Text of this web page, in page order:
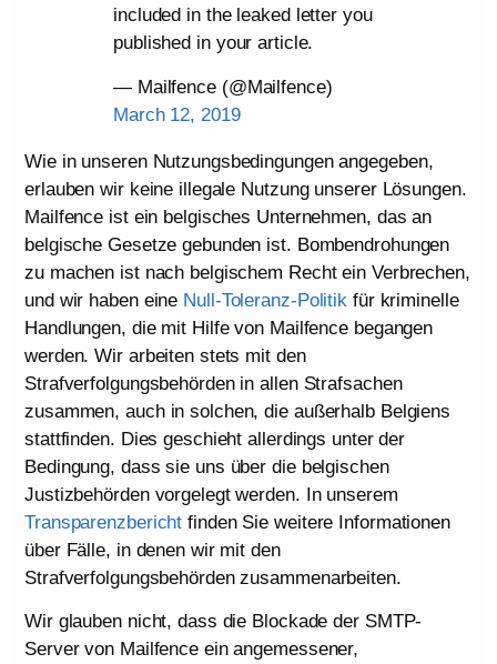
included in the leaked letter you
published in your article.
— Mailfence (@Mailfence)
March 12, 2019
Wie in unseren Nutzungsbedingungen angegeben,
erlauben wir keine illegale Nutzung unserer Lösungen.
Mailfence ist ein belgisches Unternehmen, das an
belgische Gesetze gebunden ist. Bombendrohungen
zu machen ist nach belgischem Recht ein Verbrechen,
und wir haben eine Null-Toleranz-Politik für kriminelle
Handlungen, die mit Hilfe von Mailfence begangen
werden. Wir arbeiten stets mit den
Strafverfolgungsbehörden in allen Strafsachen
zusammen, auch in solchen, die außerhalb Belgiens
stattfinden. Dies geschieht allerdings unter der
Bedingung, dass sie uns über die belgischen
Justizbehörden vorgelegt werden. In unserem
Transparenzbericht finden Sie weitere Informationen
über Fälle, in denen wir mit den
Strafverfolgungsbehörden zusammenarbeiten.
Wir glauben nicht, dass die Blockade der SMTP-
Server von Mailfence ein angemessener,